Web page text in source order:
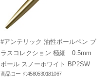
#アンテリック 油性ボールペン ブ
ラスコレクション 極細 0.5mm
ポール スノーホワイト BP2SW
商品コード:4580530181067